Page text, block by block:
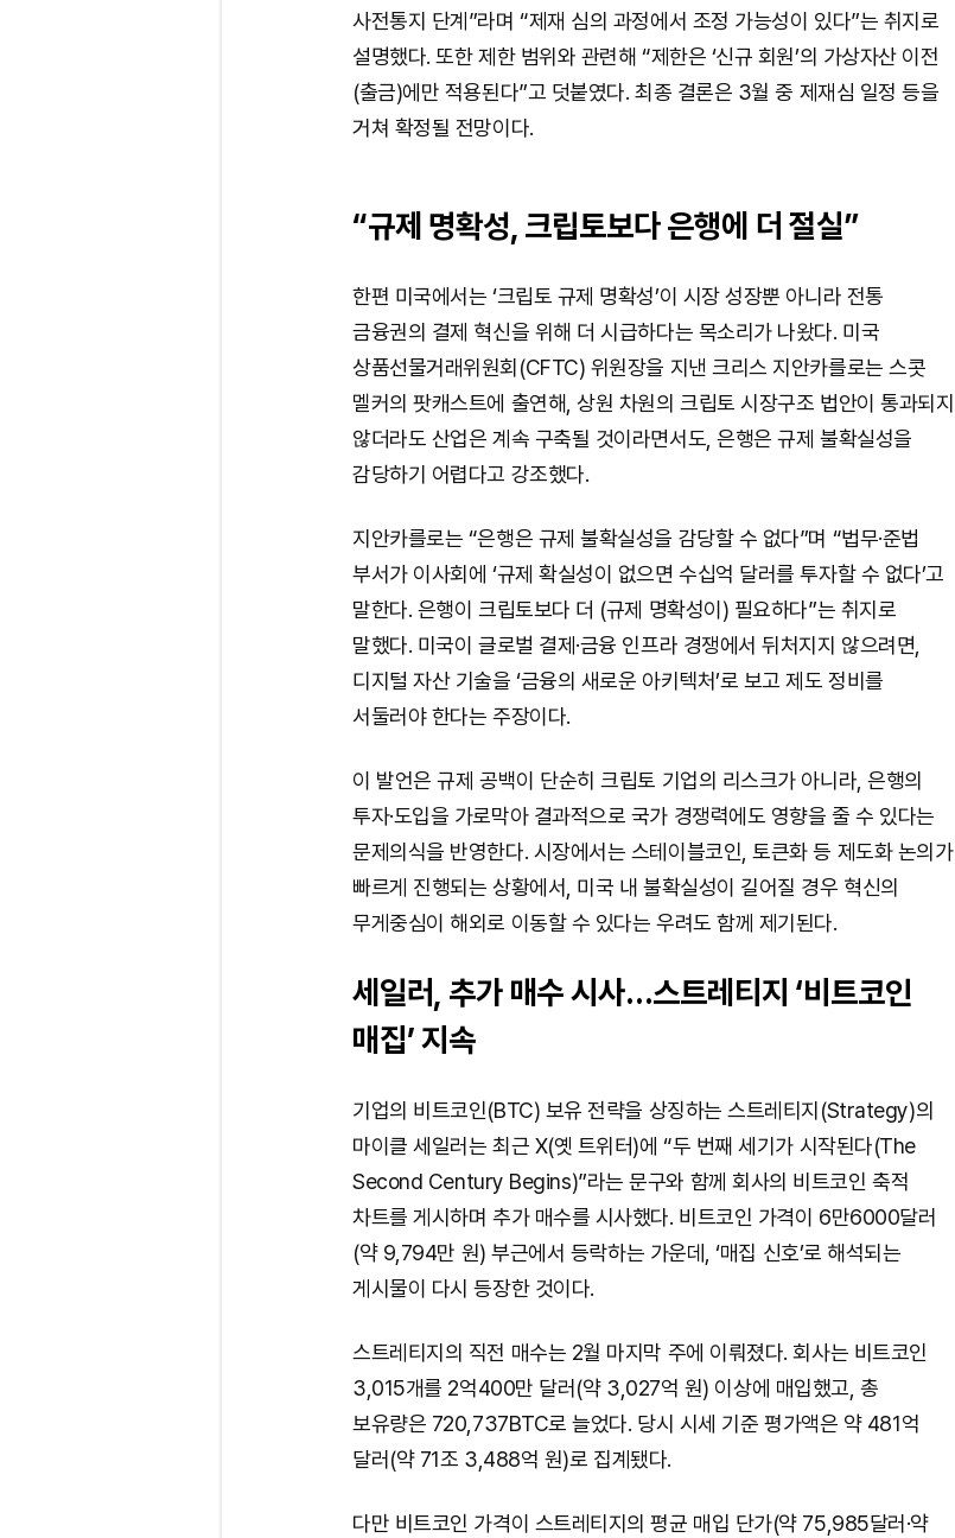
사전통지 단계”라며 “제재 심의 과정에서 조정 가능성이 있다”는 취지로
설명했다. 또한 제한 범위와 관련해 “제한은 ‘신규 회원’의 가상자산 이전
(출금)에만 적용된다”고 덧붙였다. 최종 결론은 3월 중 제재심 일정 등을
거쳐 확정될 전망이다.
“규제 명확성, 크립토보다 은행에 더 절실”
한편 미국에서는 ‘크립토 규제 명확성’이 시장 성장뿐 아니라 전통
금융권의 결제 혁신을 위해 더 시급하다는 목소리가 나왔다. 미국
상품선물거래위원회(CFTC) 위원장을 지낸 크리스 지안카를로는 스콧
멜커의 팟캐스트에 출연해, 상원 차원의 크립토 시장구조 법안이 통과되지
않더라도 산업은 계속 구축될 것이라면서도, 은행은 규제 불확실성을
감당하기 어렵다고 강조했다.
지안카를로는 “은행은 규제 불확실성을 감당할 수 없다”며 “법무·준법
부서가 이사회에 ‘규제 확실성이 없으면 수십억 달러를 투자할 수 없다’고
말한다. 은행이 크립토보다 더 (규제 명확성이) 필요하다”는 취지로
말했다. 미국이 글로벌 결제·금융 인프라 경쟁에서 뒤처지지 않으려면,
디지털 자산 기술을 ‘금융의 새로운 아키텍처’로 보고 제도 정비를
서둘러야 한다는 주장이다.
이 발언은 규제 공백이 단순히 크립토 기업의 리스크가 아니라, 은행의
투자·도입을 가로막아 결과적으로 국가 경쟁력에도 영향을 줄 수 있다는
문제의식을 반영한다. 시장에서는 스테이블코인, 토큰화 등 제도화 논의가
빠르게 진행되는 상황에서, 미국 내 불확실성이 길어질 경우 혁신의
무게중심이 해외로 이동할 수 있다는 우려도 함께 제기된다.
세일러, 추가 매수 시사…스트레티지 ‘비트코인
매집’ 지속
기업의 비트코인(BTC) 보유 전략을 상징하는 스트레티지(Strategy)의
마이클 세일러는 최근 X(옛 트위터)에 “두 번째 세기가 시작된다(The
Second Century Begins)”라는 문구와 함께 회사의 비트코인 축적
차트를 게시하며 추가 매수를 시사했다. 비트코인 가격이 6만6000달러
(약 9,794만 원) 부근에서 등락하는 가운데, ‘매집 신호’로 해석되는
게시물이 다시 등장한 것이다.
스트레티지의 직전 매수는 2월 마지막 주에 이뤄졌다. 회사는 비트코인
3,015개를 2억400만 달러(약 3,027억 원) 이상에 매입했고, 총
보유량은 720,737BTC로 늘었다. 당시 시세 기준 평가액은 약 481억
달러(약 71조 3,488억 원)로 집계됐다.
다만 비트코인 가격이 스트레티지의 평균 매입 단가(약 75,985달러·약